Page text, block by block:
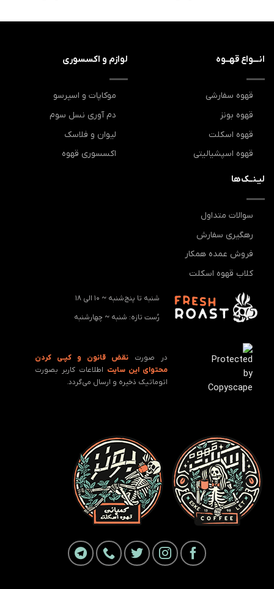
انـــواع قهــوه
قهوه سفارشی
قهوه بونز
قهوه اسکلت
قهوه اسپشیالیتی
لوازم و اکسسوری
موکاپات و اسپرسو
دم آوری نسل سوم
لیوان و فلاسک
اکسسوری قهوه
لیـنــک‌ها
سوالات متداول
رهگیری سفارش
فروش عمده همکار
کلاب قهوه اسکلت
شنبه تا پنج‌شنبه ~ 10 الی 18
رُست تازه: ‌شنبه ~ چهارشنبه
در صورت
نقض قانون و کپـی کردن
محتوای این سایت اطلاعات کاربر بصورت
اتوماتیک ذخیره و ارسال می‌گردد.